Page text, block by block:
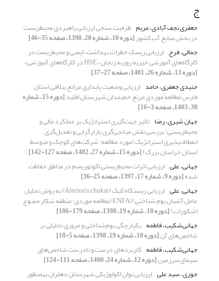
ج
جعفری نجف آبادی، مریم ظرفیت سنجی ارزیابی راهبردی محیط‌زیست
در بخش منابع آب کشور[دوره 10، شماره 20، 1398، صفحه 35-46]
جمالی، فرح ارزیابی ریسک خطرات بهداشت، ایمنی و محیط‌زیست در
کارگاه‌های آموزشی خیریه روزبه زنجان «HSE در کارگاه‌‌های آموزشی»
[دوره 13، شماره 26، 1401، صفحه 27-37]
جنیدی جعفری، حامد ارزیابی وضعیت پایداری مراتع ییلاقی استان
فارس مطالعه موردی مرتع خم‌نمدان شهرستان اقلید [دوره 15، شماره
30، 1403، صفحه 3-16]
جهان شیری، رضا تاثیر جهت‌‌گیری استراتژیک بر عملکرد مالی و
محیط‌‌زیستی: بررسی نقش میانجی‌‌گری بازارگرایی و تعدیل‌‌گری
انعطاف‌‌پذیری استراتژیک (مورد مطالعه: شرکت‌‌های کوچک و متوسط
استان‌‌ خراسان بزرگ)[دوره 15، شماره 27، 1402، صفحه 127-142]
جهانی، علی ارزیابی اثرات محیط‌‌زیستی اکوتوریسم در مناطق حفاظت
شده[دوره 9، شماره 17، 1397، صفحه 25-36]
جهانی، علی
ارزیابی زیستگاه کبک (Alectoris chukar) به روش تحلیل
عامل آشیان بوم شناختی ((ENFA (مطالعه موردی: منطقه شکار ممنوع
اشکورات)[دوره 10، شماره 19، 1398، صفحه 179-186]
جهانی‌‌شکیب، فاطمه یکپارچگی بوم‌‌شناختی و مروری تحلیلی بر
شاخص‌‌های آن[دوره 10، شماره 19، 1398، صفحه 5-18]
جهانی‌‌شکیب، فاطمه کاربردهای درست و نادرست شاخص‌‌های
سیمای‌‌سرزمین[دوره 12، شماره 24، 1400، صفحه 111-124]
جوزی، سید علی
ارزیابی توان اکولوژیکی شهرستان دهلران به‎منظور